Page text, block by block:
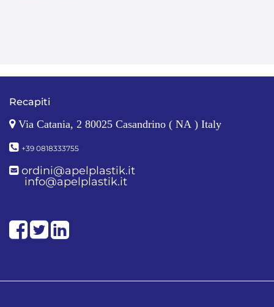
Recapiti
Via Catania, 2 80025 Casandrino ( NA ) Italy
+39 0818333755
ordini@apelplastik.it
info@apelplastik.it
Facebook
TwitterLinkedIn